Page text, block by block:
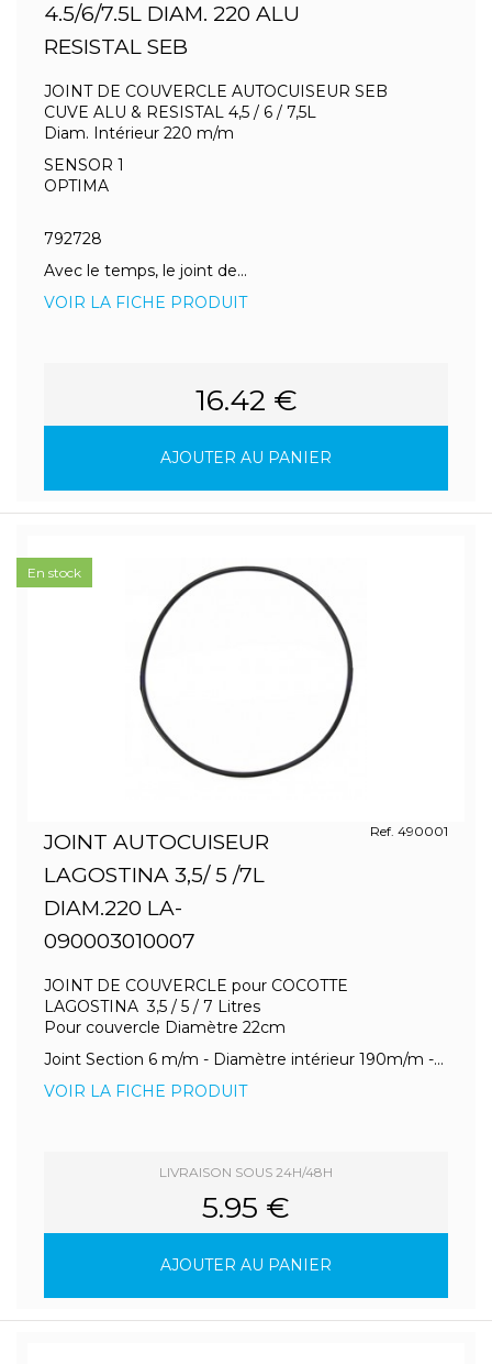
4.5/6/7.5L DIAM. 220 ALU
RESISTAL SEB
JOINT DE COUVERCLE AUTOCUISEUR SEB
CUVE ALU & RESISTAL 4,5 / 6 / 7,5L
Diam. Intérieur 220 m/m
SENSOR 1
OPTIMA
792728
Avec le temps, le joint de...
VOIR LA FICHE PRODUIT
16.42 €
AJOUTER AU PANIER
JOINT AUTOCUISEUR
LAGOSTINA 3,5/ 5 /7L
DIAM.220 LA-
090003010007
Ref. 490001
JOINT DE COUVERCLE pour COCOTTE
LAGOSTINA 3,5 / 5 / 7 Litres
Pour couvercle Diamètre 22cm
Joint Section 6 m/m - Diamètre intérieur 190m/m -...
VOIR LA FICHE PRODUIT
LIVRAISON SOUS 24H/48H
5.95 €
AJOUTER AU PANIER
En stock